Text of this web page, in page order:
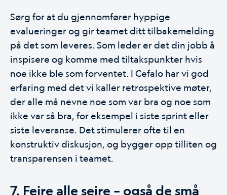
Sørg for at du gjennomfører hyppige
evalueringer og gir teamet ditt tilbakemelding
på det som leveres. Som leder er det din jobb å
inspisere og komme med tiltakspunkter hvis
noe ikke ble som forventet. I Cefalo har vi god
erfaring med det vi kaller retrospektive møter,
der alle må nevne noe som var bra og noe som
ikke var så bra, for eksempel i siste sprint eller
siste leveranse. Det stimulerer ofte til en
konstruktiv diskusjon, og bygger opp tilliten og
transparensen i teamet.
7. Feire alle seire – også de små